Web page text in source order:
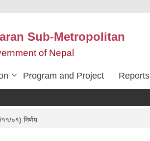
Sub-Metropolitan
of Nepal
Program and Project Reports
०१) निर्णय